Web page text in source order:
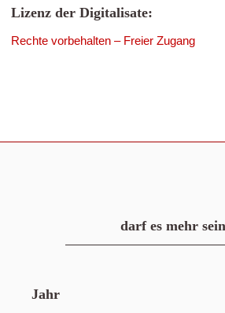
Lizenz der Digitalisate:
Rechte vorbehalten – Freier Zugang
darf es mehr
Jahr